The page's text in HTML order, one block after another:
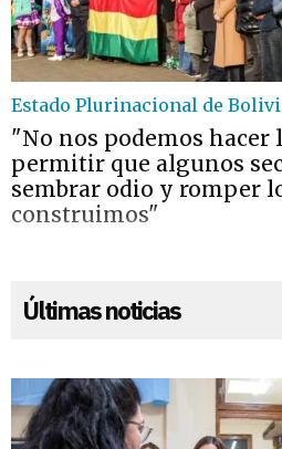
Estado Plurinacional de
"No nos podemos hacer
permitir que algunos
sembrar odio y romper
construimos"
Últimas noticias